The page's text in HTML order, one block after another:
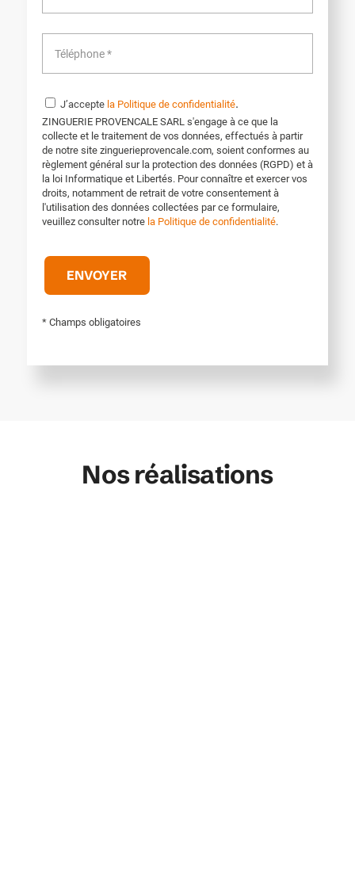
J’accepte la Politique de confidentialité.
ZINGUERIE PROVENCALE SARL s'engage à ce que la
collecte et le traitement de vos données, effectués à partir
de notre site zinguerieprovencale.com, soient conformes au
règlement général sur la protection des données (RGPD) et à
la loi Informatique et Libertés. Pour connaître et exercer vos
droits, notamment de retrait de votre consentement à
l'utilisation des données collectées par ce formulaire,
veuillez consulter notre la Politique de confidentialité.
* Champs obligatoires
Nos réalisations